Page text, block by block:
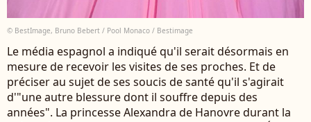
© BestImage, Bruno Bebert / Pool Monaco / Bestimage
Le média espagnol a indiqué qu'il serait désormais en
mesure de recevoir les visites de ses proches. Et de
préciser au sujet de ses soucis de santé qu'il s'agirait
d'"une autre blessure dont il souffre depuis des
années". La princesse Alexandra de Hanovre durant la